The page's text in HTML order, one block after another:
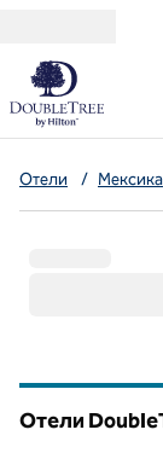
Отели / Мексика
Отели